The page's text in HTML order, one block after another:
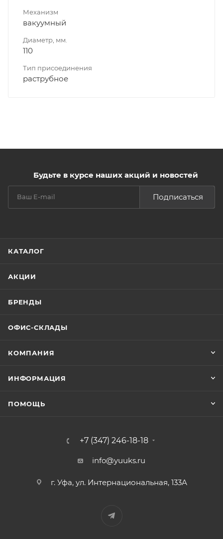
Механизм
вакуумный
Диаметр, мм.
110
Тип присоединения
раструбное
Будьте в курсе наших акций и новостей
Подписаться
КАТАЛОГ
АКЦИИ
БРЕНДЫ
ОФИС-СКЛАДЫ
КОМПАНИЯ
ИНФОРМАЦИЯ
ПОМОЩЬ
+7 (347) 246-18-18
info@yuuks.ru
г. Уфа, ул. Интернациональная, 133А